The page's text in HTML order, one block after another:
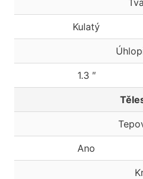
Kulatý
1.3 ″
Ano